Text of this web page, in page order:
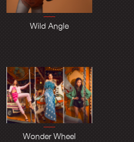
Wild Angle
Wonder Wheel